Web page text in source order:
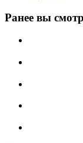
Ранее вы